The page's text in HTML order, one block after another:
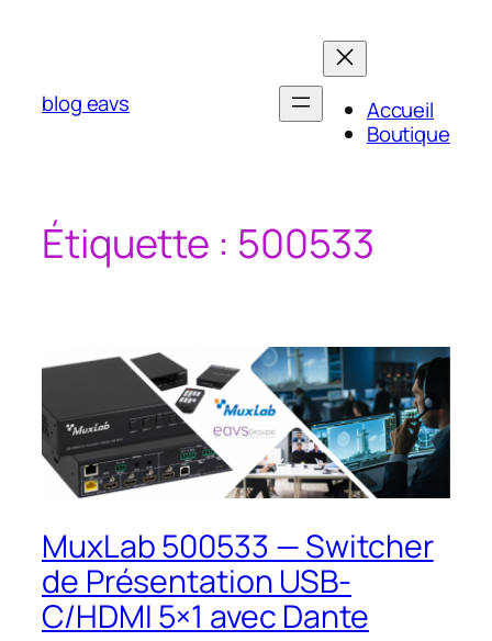
blog eavs
Accueil
Boutique
Étiquette : 500533
MuxLab 500533 — Switcher
de Présentation USB-
C/HDMI 5×1 avec Dante